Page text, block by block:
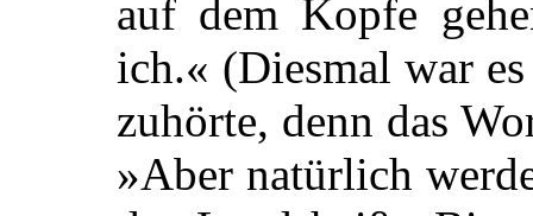
auf dem Kopfe
ich.« (Diesmal war
zuhörte, denn das
»Aber natürlich